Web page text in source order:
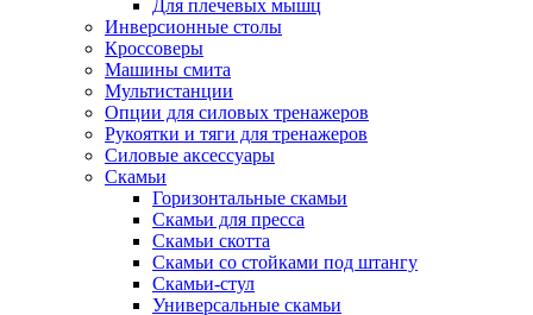
Для плечевых мышц
Инверсионные столы
Кроссоверы
Машины смита
Мультистанции
Опции для силовых тренажеров
Рукоятки и тяги для тренажеров
Силовые аксессуары
Скамьи
Горизонтальные скамьи
Скамьи для пресса
Скамьи скотта
Скамьи со стойками под штангу
Скамьи-стул
Универсальные скамьи